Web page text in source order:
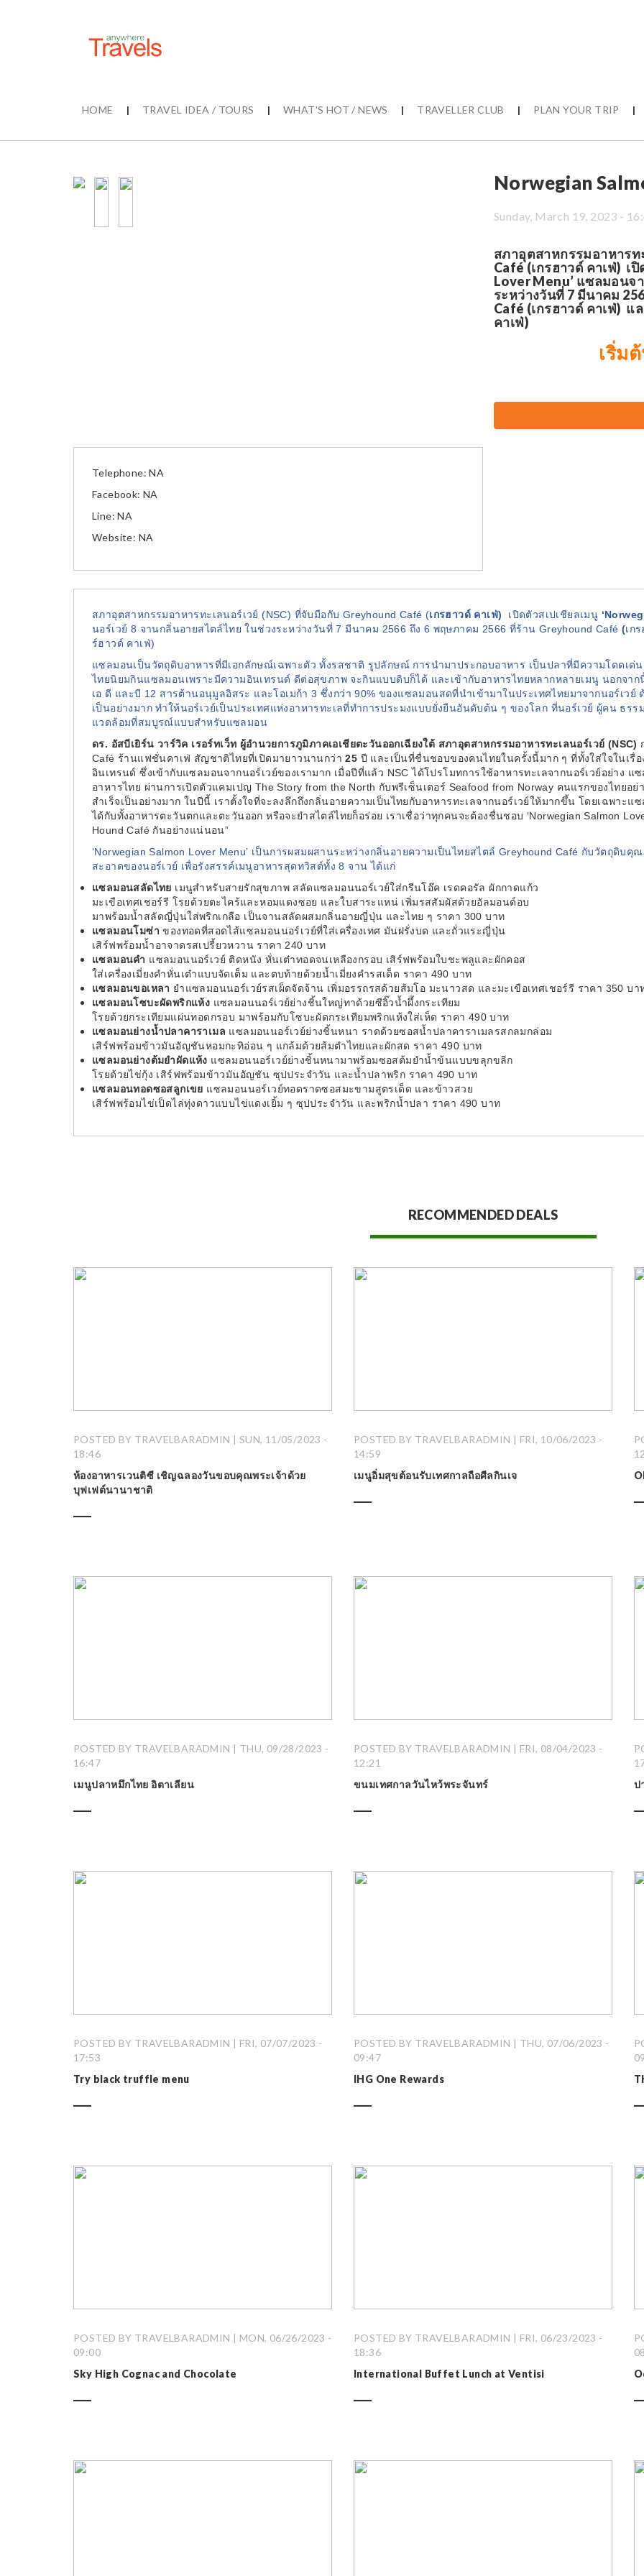
HOME | TRAVEL IDEA / TOURS | WHAT'S HOT / NEWS | TRAVELLER CLUB | PLAN YOUR TRIP |
Norwegian
Sunday, March 19, 2023 -
สภาอุตสาหกรรมอาหารท
Café (เกรฮาวด์ คาเฟ่) เ
Lover Menu’ แซลมอนจ
ระหว่างวันที่ 7 มีนาคม
Café (เกรฮาวด์ คาเฟ่) แ
คาเฟ่)
เริ่ม
Telephone: NA
Facebook: NA
Line: NA
Website: NA
สภาอุตสาหกรรมอาหารทะเลนอร์เวย์ (NSC) ที่จับมือกับ Greyhound Café (เกรฮาวด์ คาเฟ่) เปิดตัวสเปเชียลเมนู
นอร์เวย์ 8 จานกลิ่นอายสไตล์ไทย ในช่วงระหว่างวันที่ 7 มีนาคม 2566 ถึง 6 พฤษภาคม 2566 ที่ร้าน Greyhound Café (เก
ร์ฮาวด์ คาเฟ่)
แซลมอนเป็นวัตถุดิบอาหารที่มีเอกลักษณ์เฉพาะตัว ทั้งรสชาติ รูปลักษณ์ การนำมาประกอบอาหาร เป็นปลาที่มีความโดดเ
ไทยนิยมกินแซลมอนเพราะมีความอินเทรนด์ ดีต่อสุขภาพ จะกินแบบดิบก็ได้ และเข้ากับอาหารไทยหลากหลายเมนู นอกจา
เอ ดี และบี 12 สารต้านอนุมูลอิสระ และโอเมก้า 3 ซึ่งกว่า 90% ของแซลมอนสดที่นำเข้ามาในประเทศไทยมาจากนอร์เว
เป็นอย่างมาก ทำให้นอร์เวย์เป็นประเทศแห่งอาหารทะเลที่ทำการประมงแบบยั่งยืนอันดับต้น ๆ ของโลก ที่นอร์เวย์ ผู้คน ธ
แวดล้อมที่สมบูรณ์แบบสำหรับแซลมอน
ดร. อัสบีเยิร์น วาร์วิค เรอร์ทเว็ท ผู้อำนวยการภูมิภาคเอเชียตะวันออกเฉียงใต้ สภาอุตสาหกรรมอาหารทะเลนอร์เวย์ (NSC)
Café ร้านแฟชั่นคาเฟ่ สัญชาติไทยที่เปิดมายาวนานกว่า25 ปี และเป็นที่ชื่นชอบของคนไทยในครั้งนี้มาก ๆ ที่ทั้งใส่ใจในเ
อินเทรนด์ ซึ่งเข้ากับแซลมอนจากนอร์เวย์ของเรามาก เมื่อปีที่แล้ว NSC ได้โปรโมทการใช้อาหารทะเลจากนอร์เวย์อย่าง
อาหารไทย ผ่านการเปิดตัวแคมเปญ The Story from the North กับพรีเซ็นเตอร์ Seafood from Norway คนแรกของไทยอ
สำเร็จเป็นอย่างมาก ในปีนี้ เราตั้งใจที่จะลงลึกถึงกลิ่นอายความเป็นไทยกับอาหารทะเลจากนอร์เวย์ให้มากขึ้น โดยเฉพาะ
ได้กับทั้งอาหารตะวันตกและตะวันออก หรือจะยำสไตล์ไทยก็อร่อย เราเชื่อว่าทุกคนจะต้องชื่นชอบ ‘Norwegian Salmon
Hound Café กันอย่างแน่นอน”
‘Norwegian Salmon Lover Menu’ เป็นการผสมผสานระหว่างกลิ่นอายความเป็นไทยสไตล์ Greyhound Café กับวัตถุดิบคุณ
สะอาดของนอร์เวย์ เพื่อรังสรรค์เมนูอาหารสุดทวิสต์ทั้ง 8 จาน ได้แก่
แซลมอนสลัดไทย เมนูสำหรับสายรักสุขภาพ สลัดแซลมอนนอร์เวย์ใส่กรีนโอ๊ค เรดคอรัล ผักกาดแก้ว
มะเขือเทศเชอร์รี โรยด้วยตะไคร้และหอมแดงซอย และใบสาระแหน่ เพิ่มรสสัมผัสด้วยอัลมอนด์อบ
มาพร้อมน้ำสลัดญี่ปุ่นใส่พริกเกลือ เป็นจานสลัดผสมกลิ่นอายญี่ปุ่น และไทย ๆ ราคา 300 บาท
แซลมอนโมซ่าของทอดที่สอดไส้แซลมอนนอร์เวย์ที่ใส่เครื่องเทศ มันฝรั่งบด และถั่วแระญี่ปุ่น
เสิร์ฟพร้อมน้ำอาจาดรสเปรี้ยวหวาน ราคา 240 บาท
แซลมอนคำ แซลมอนนอร์เวย์ ติดหนัง หั่นเต๋าทอดจนเหลืองกรอบ เสิร์ฟพร้อมใบชะพลูและผักคอส
ใส่เครื่องเมี่ยงคำหั่นเต๋าแบบจัดเต็ม และตบท้ายด้วยน้ำเมี่ยงคำรสเด็ด ราคา 490 บาท
แซลมอนขอเหลา ยำแซลมอนนอร์เวย์รสเผ็ดจัดจ้าน เพิ่มอรรถรสด้วยส้มโอ มะนาวสด และมะเขือเทศเชอร์รี ราคา 350 บา
แซลมอนโซบะผัดพริกแห้ง แซลมอนนอร์เวย์ย่างชิ้นใหญ่ทาด้วยซีอิ๊วน้ำผึ้งกระเทียม
โรยด้วยกระเทียมแผ่นทอดกรอบ มาพร้อมกับโซบะผัดกระเทียมพริกแห้งใส่เห็ด ราคา 490 บาท
แซลมอนย่างน้ำปลาคาราเมล แซลมอนนอร์เวย์ย่างชิ้นหนา ราดด้วยซอสน้ำปลาคาราเมลรสกลมกล่อม
เสิร์ฟพร้อมข้าวมันอัญชันหอมกะทิอ่อน ๆ แกล้มด้วยส้มตำไทยและผักสด ราคา 490 บาท
แซลมอนย่างต้มยำผัดแห้ง แซลมอนนอร์เวย์ย่างชิ้นหนามาพร้อมซอสต้มยำน้ำข้นแบบขลุกขลิก
โรยด้วยไข่กุ้ง เสิร์ฟพร้อมข้าวมันอัญชัน ซุปประจำวัน และน้ำปลาพริก ราคา 490 บาท
แซลมอนทอดซอสลูกเขย แซลมอนนอร์เวย์ทอดราดซอสมะขามสูตรเด็ด และข้าวสวย
เสิร์ฟพร้อมไข่เป็ดไล่ทุ่งดาวแบบไข่แดงเยิ้ม ๆ ซุปประจำวัน และพริกน้ำปลา ราคา 490 บาท
RECOMMENDED DEALS
POSTED BY TRAVELBARADMIN | SUN, 11/05/2023 -
18:46
ห้องอาหารเวนติซี เชิญฉลองวันขอบคุณพระเจ้าด้วย
บุฟเฟต์นานาชาติ
POSTED BY TRAVELBARADMIN | FRI, 10/06/2023 -
14:59
เมนูอิ่มสุขต้อนรับเทศกาลถือศีลกินเจ
POSTED BY TRAVELBARADMIN | THU, 09/28/2023 -
16:47
เมนูปลาหมึกไทย อิตาเลียน
POSTED BY TRAVELBARADMIN | FRI, 08/04/2023 -
12:21
ขนมเทศกาลวันไหว้พระจันทร์
ป
POSTED BY TRAVELBARADMIN | FRI, 07/07/2023 -
17:53
Try black truffle menu
POSTED BY TRAVELBARADMIN | THU, 07/06/2023 -
09:47
IHG One Rewards
POSTED BY TRAVELBARADMIN | MON, 06/26/2023 -
09:00
Sky High Cognac and Chocolate
POSTED BY TRAVELBARADMIN | FRI, 06/23/2023 -
18:36
International Buffet Lunch at Ventisi